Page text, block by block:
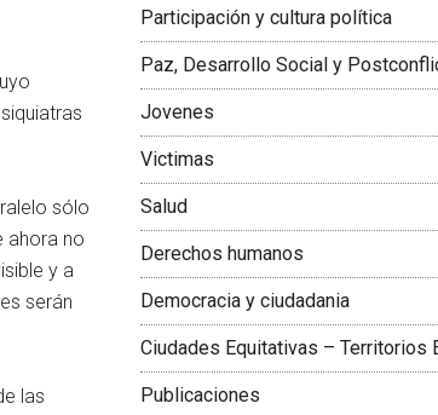
sólo
ahora no
y a
serán
las
Participación y cultura política
Paz, Desarrollo Social y
Jovenes
Victimas
Salud
Derechos humanos
Democracia y ciudadania
Ciudades Equitativas – Territorios
Publicaciones